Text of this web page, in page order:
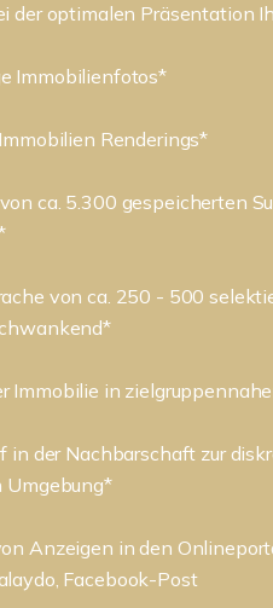
der optimalen Präsentation
Immobilienfotos*
Renderings*
ca. 5.300 gespeicherten
von ca. 250 - 500
Immobilie in
in der Nachbarschaft zur
Umgebung*
Anzeigen in den
Facebook-Post